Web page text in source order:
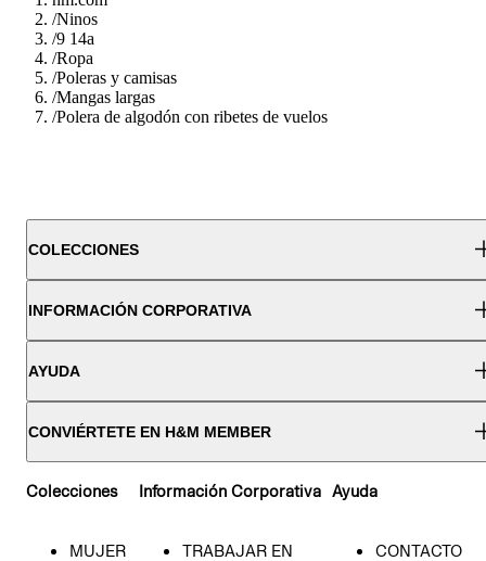
/Ninos
/9 14a
/Ropa
/Poleras y camisas
/Mangas largas
/Polera de algodón con ribetes de vuelos
COLECCIONES
INFORMACIÓN CORPORATIVA
AYUDA
CONVIÉRTETE EN H&M MEMBER
Colecciones
MUJER
Información Corporativa
TRABAJAR EN
Ayuda
CONTACTO